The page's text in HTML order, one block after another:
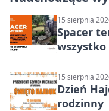
15 sierpnia
Spacer
wszystko
15 sierpnia
Dzień
rodzinny